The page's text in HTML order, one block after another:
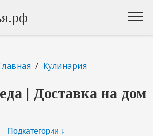
/ Кулинария
| Доставка на дом